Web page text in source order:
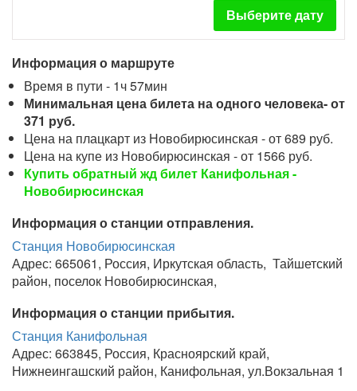
Выберите дату
Информация о маршруте
Время в пути - 1ч 57мин
Минимальная цена билета на одного человека- от
371 руб.
Цена на плацкарт из Новобирюсинская - от 689 руб.
Цена на купе из Новобирюсинская - от 1566 руб.
Купить обратный жд билет Канифольная -
Новобирюсинская
Информация о станции отправления.
Станция Новобирюсинская
Адрес: 665061, Россия, Иркутская область, Тайшетский
район, поселок Новобирюсинская,
Информация о станции прибытия.
Станция Канифольная
Адрес: 663845, Россия, Красноярский край,
Нижнеингашский район, Канифольная, ул.Вокзальная 1